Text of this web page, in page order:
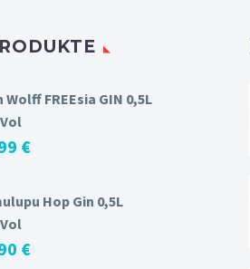
Wolff FREEsia GIN 0,5L
€
Hop Gin 0,5L
€